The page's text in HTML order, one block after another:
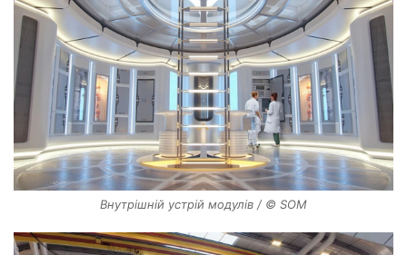
Внутрішній устрій модулів / © SOM